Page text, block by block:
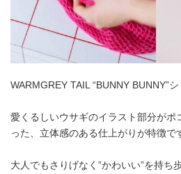
WARMGREY TAIL “BUNNY BUNNY”
愛くるしいウサギのイラスト部分がポ
った、立体感のある仕上がりが特徴で
大人でもさりげなく”かわいい”を持ち